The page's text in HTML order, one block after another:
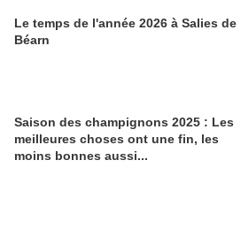
Le temps de l'année 2026 à Salies de
Béarn
Saison des champignons 2025 : Les
meilleures choses ont une fin, les
moins bonnes aussi...